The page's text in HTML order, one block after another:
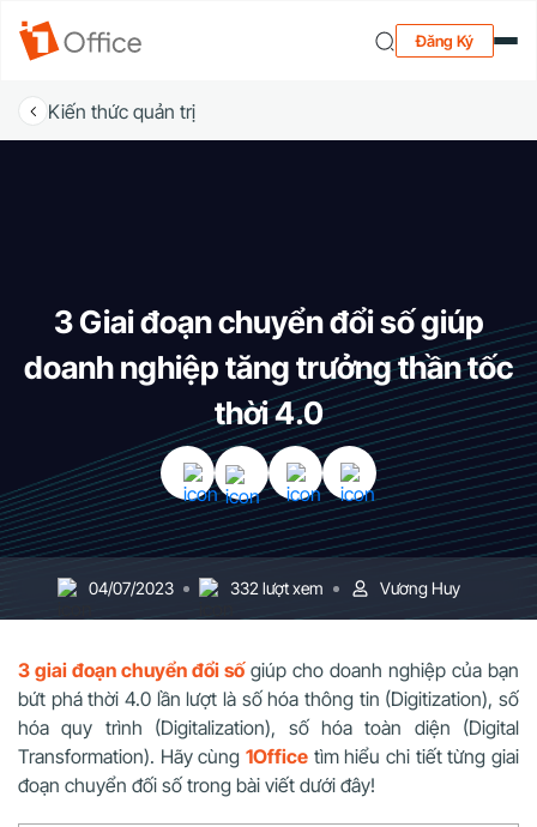
Đăng Ký
Kiến thức quản trị
3 Giai đoạn chuyển đổi số giúp
doanh nghiệp tăng trưởng thần tốc
thời 4.0
04/07/2023 332 lượt xem Vương Huy
3 giai đoạn chuyển đổi sốgiúp cho doanh nghiệp của bạn
bứt phá thời 4.0 lần lượt là số hóa thông tin (Digitization), số
hóa quy trình (Digitalization), số hóa toàn diện (Digital
Transformation). Hãy cùng 1Office tìm hiểu chi tiết từng giai
đoạn chuyển đối số trong bài viết dưới đây!